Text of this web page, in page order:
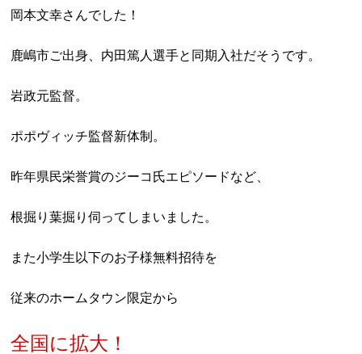
岡本文幸さんでした！
鹿嶋市ご出身、内田篤人選手と同期入社だそうです。
岩政元監督。
ポポヴィッチ監督新体制。
昨年県民栄誉賞のジーコ氏エピソードなど、
根掘り葉掘り伺ってしまいました。
また小学生以下のお子様無料招待を
従来のホームタウン限定から
全国に拡大！